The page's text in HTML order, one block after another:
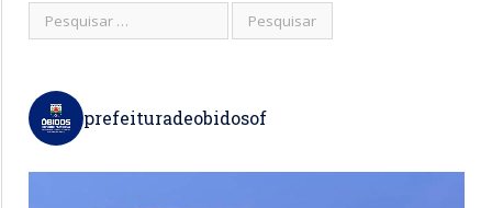
prefeituradeobidosof